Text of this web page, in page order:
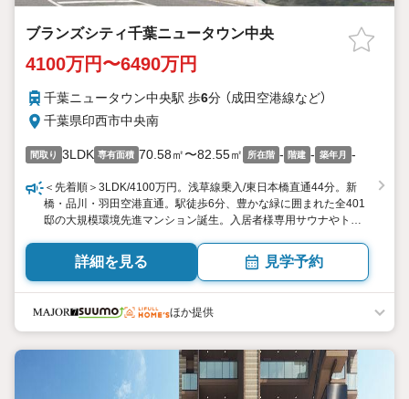
ブランズシティ千葉ニュータウン中央
4100万円〜6490万円
千葉ニュータウン中央駅 歩6分 （成田空港線など）
千葉県印西市中央南
間取り 3LDK 専有面積 70.58㎡〜82.55㎡ 所在階 - 階建 - 築年月 -
＜先着順＞3LDK/4100万円。浅草線乗入/東日本橋直通44分。新
橋・品川・羽田空港直通。駅徒歩6分、豊かな緑に囲まれた全401
邸の大規模環境先進マンション誕生。入居者様専用サウナやトレ
西市。都心・成田空港へスムーズに
詳細を見る 見学予約
ほか提供